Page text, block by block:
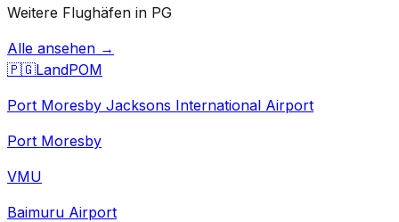
Weitere Flughäfen in PG
Alle ansehen →
🇵🇬LandPOM
Port Moresby Jacksons International Airport
Port Moresby
VMU
Baimuru Airport